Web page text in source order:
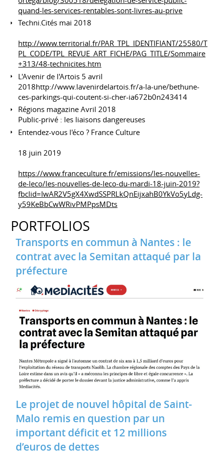
quand-les-services-rentables-sont-livres-au-prive
Techni.Cités mai 2018
http://www.territorial.fr/PAR_TPL_IDENTIFIANT/25580/T
PL_CODE/TPL_REVUE_ART_FICHE/PAG_TITLE/Sommaire
+313/48-technicites.htm
L'Avenir de l'Artois 5 avril
2018http://www.lavenirdelartois.fr/a-la-une/bethune-
ces-parkings-qui-coutent-si-cher-ia672b0n243414
Régions magazine Avril 2018
Public-privé : les liaisons dangereuses
Entendez-vous l'éco ? France Culture
18 juin 2019
https://www.franceculture.fr/emissions/les-nouvelles-
de-leco/les-nouvelles-de-leco-du-mardi-18-juin-2019?
fbclid=IwAR2V5gX4XwdSSPRLkQnEijxahB0YkVo5yLdg-
y59KeBbCwWRivPMPpsMDts
PORTFOLIOS
Transports en commun à Nantes : le
contrat avec la Semitan attaqué par la
préfecture
Le projet de nouvel hôpital de Saint-
Malo remis en question par un
important déficit et 12 millions
d’euros de dettes